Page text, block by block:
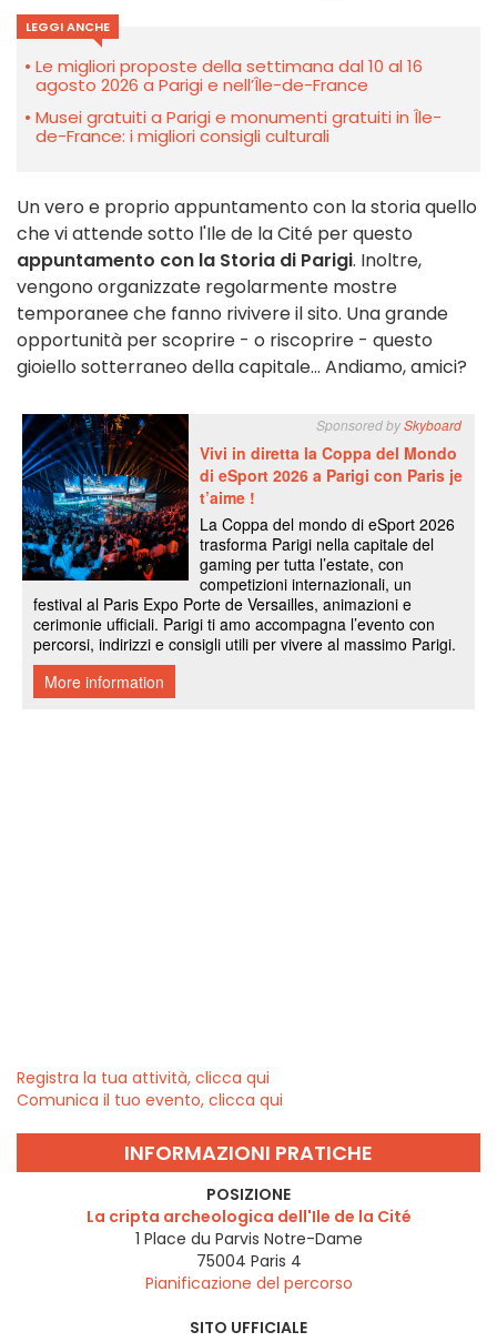
LEGGI ANCHE
Le migliori proposte della settimana dal 10 al 16
agosto 2026 a Parigi e nell’Île-de-France
Musei gratuiti a Parigi e monumenti gratuiti in Île-
de-France: i migliori consigli culturali
Un vero e proprio appuntamento con la storia quello
che vi attende sotto l'Ile de la Cité per questo
appuntamento con la Storia di Parigi. Inoltre,
vengono organizzate regolarmente mostre
temporanee che fanno rivivere il sito. Una grande
opportunità per scoprire - o riscoprire - questo
gioiello sotterraneo della capitale... Andiamo, amici?
Registra la tua attività, clicca qui
Comunica il tuo evento, clicca qui
INFORMAZIONI PRATICHE
POSIZIONE
La cripta archeologica dell'Ile de la Cité
1 Place du Parvis Notre-Dame
75004 Paris 4
Pianificazione del percorso
SITO UFFICIALE